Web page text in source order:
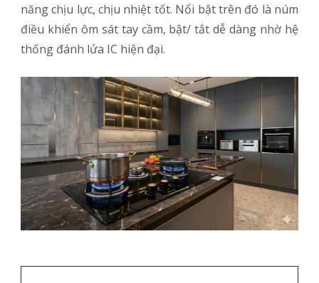
năng chịu lực, chịu nhiệt tốt. Nổi bật trên đó là núm
điều khiển ôm sát tay cầm, bật/ tắt dễ dàng nhờ hệ
thống đánh lửa IC hiện đại.